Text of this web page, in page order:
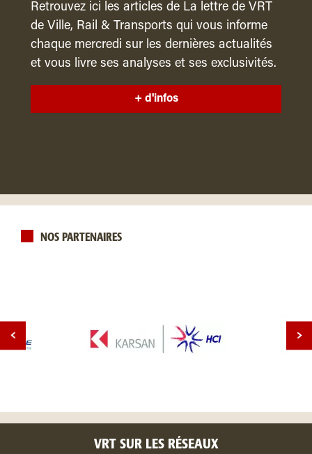
Retrouvez ici les articles de La lettre de VRT
de Ville, Rail & Transports qui vous informe
chaque mercredi sur les dernières actualités
et vous livre ses analyses et ses exclusivités.
+ d'infos
NOS PARTENAIRES
VRT SUR LES RÉSEAUX